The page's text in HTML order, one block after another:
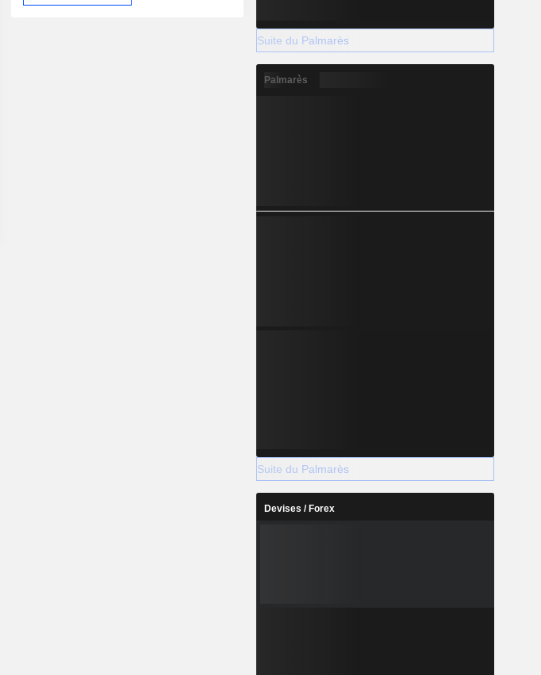
Suite du Palmarès
Palmarès
Suite du Palmarès
Devises / Forex